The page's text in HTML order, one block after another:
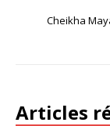
Cheikha
Articles